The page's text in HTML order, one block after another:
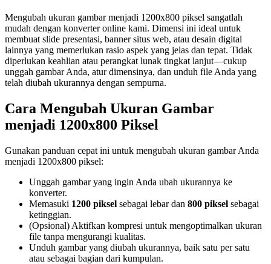
Mengubah ukuran gambar menjadi 1200x800 piksel sangatlah
mudah dengan konverter online kami. Dimensi ini ideal untuk
membuat slide presentasi, banner situs web, atau desain digital
lainnya yang memerlukan rasio aspek yang jelas dan tepat. Tidak
diperlukan keahlian atau perangkat lunak tingkat lanjut—cukup
unggah gambar Anda, atur dimensinya, dan unduh file Anda yang
telah diubah ukurannya dengan sempurna.
Cara Mengubah Ukuran Gambar
menjadi 1200x800 Piksel
Gunakan panduan cepat ini untuk mengubah ukuran gambar Anda
menjadi 1200x800 piksel:
Unggah gambar yang ingin Anda ubah ukurannya ke
konverter.
Memasuki 1200 piksel sebagai lebar dan 800 piksel sebagai
ketinggian.
(Opsional) Aktifkan kompresi untuk mengoptimalkan ukuran
file tanpa mengurangi kualitas.
Unduh gambar yang diubah ukurannya, baik satu per satu
atau sebagai bagian dari kumpulan.